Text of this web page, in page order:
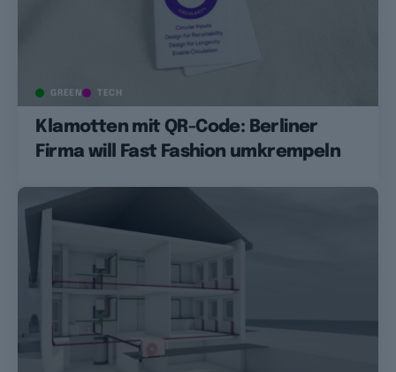
GREEN TECH
Klamotten mit QR-Code: Berliner
Firma will Fast Fashion umkrempeln